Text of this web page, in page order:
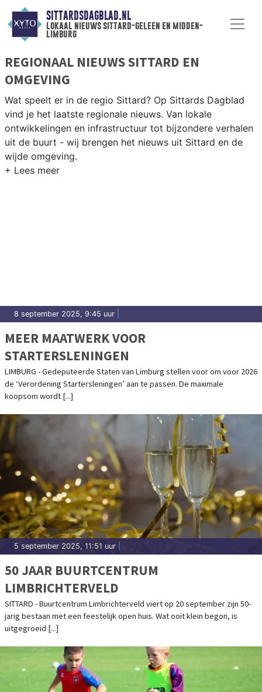
SITTARDSDAGBLAD.NL
lokaal nieuws sittard-geleen en midden-
limburg
REGIONAAL NIEUWS SITTARD EN
OMGEVING
Wat speelt er in de regio Sittard? Op Sittards Dagblad
vind je het laatste regionale nieuws. Van lokale
ontwikkelingen en infrastructuur tot bijzondere verhalen
uit de buurt - wij brengen het nieuws uit Sittard en de
wijde omgeving.
8 september 2025, 9:45 uur
MEER MAATWERK VOOR
STARTERSLENINGEN
LIMBURG - Gedeputeerde Staten van Limburg stellen voor om voor 2026
de ‘Verordening Startersleningen’ aan te passen. De maximale
koopsom wordt [...]
5 september 2025, 11:51 uur
50 JAAR BUURTCENTRUM
LIMBRICHTERVELD
SITTARD - Buurtcentrum Limbrichterveld viert op 20 september zijn 50-
jarig bestaan met een feestelijk open huis. Wat ooit klein begon, is
uitgegroeid [...]